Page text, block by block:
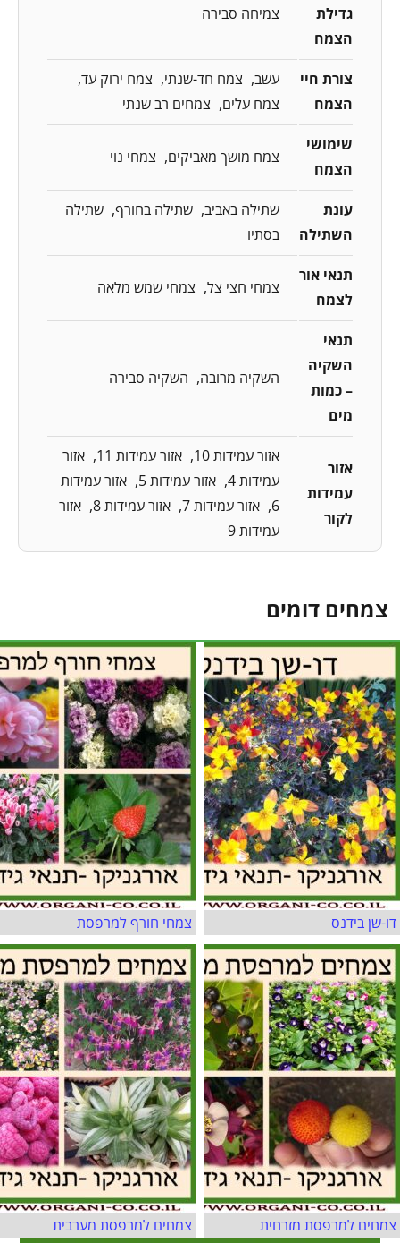
גדילת
הצמח
צמיחה סבירה
צורת חיי
הצמח
עשב צמח חד-שנתי
צמח ירוק עד
צמח עלים
צמחים רב שנתי
שימושי
הצמח
צמח מושך מאביקים צמחי נוי
עונת
השתילה
שתילה באביב שתילה בחורף שתילה
בסתיו
תנאי אור
לצמח
צמחי חצי צל צמחי שמש מלאה
תנאי
השקיה
– כמות
מים
השקיה מרובה השקיה סבירה
אזור
עמידות
לקור
אזור עמידות 10 אזור עמידות 11
אזור
עמידות 4
אזור עמידות 5
אזור עמידות
6
אזור עמידות 7 אזור עמידות 8
אזור
עמידות 9
צמחים דומים
דו-שן בידנס צמחי חורף למרפסת
צמחים למרפסת מזרחית צמחים למרפסת מערבית